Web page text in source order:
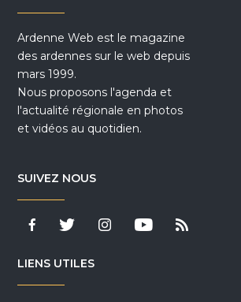
Ardenne Web est le magazine
des ardennes sur le web depuis
mars 1999.
Nous proposons l'agenda et
l'actualité régionale en photos
et vidéos au quotidien.
SUIVEZ NOUS
LIENS UTILES